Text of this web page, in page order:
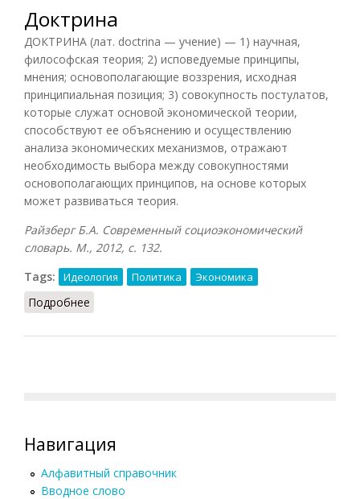
Доктрина
ДОКТРИНА (лат. doctrina — учение) — 1) научная,
философская теория; 2) исповедуемые принципы,
мнения; основополагающие воззрения, исходная
принципиальная позиция; 3) совокупность постулатов,
которые служат основой экономической теории,
способствуют ее объяснению и осуществлению
анализа экономических механизмов, отражают
необходимость выбора между совокупностями
основополагающих принципов, на основе которых
может развиваться теория.
Райзберг Б.А. Современный социоэкономический
словарь. М., 2012, с. 132.
Tags:
Идеология Политика Экономика
Подробнее
Навигация
Алфавитный справочник
Вводное слово